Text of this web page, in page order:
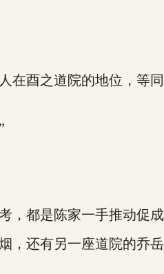
酉之道院的地位，等
都是陈家一手推动促
还有另一座道院的乔